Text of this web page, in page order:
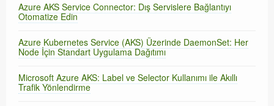
Azure AKS Service Connector: Dış Servislere Bağlantıyı
Otomatize Edin
Azure Kubernetes Service (AKS) Üzerinde DaemonSet: Her
Node İçin Standart Uygulama Dağıtımı
Microsoft Azure AKS: Label ve Selector Kullanımı ile Akıllı
Trafik Yönlendirme